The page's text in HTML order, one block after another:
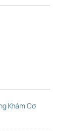
Khám Cơ